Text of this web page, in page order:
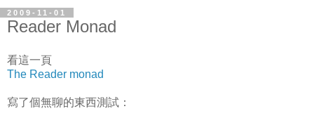
2009-11-01
Reader Monad
看這一頁
The Reader monad
寫了個無聊的東西測試：